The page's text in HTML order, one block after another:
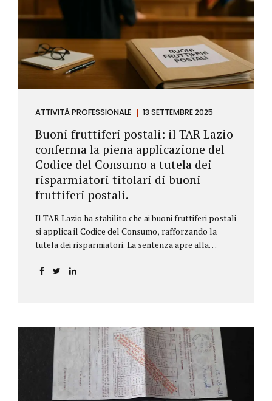
ATTIVITÀ PROFESSIONALE 13 SETTEMBRE 2025
Buoni fruttiferi postali: il TAR Lazio
conferma la piena applicazione del
Codice del Consumo a tutela dei
risparmiatori titolari di buoni
fruttiferi postali.
Il TAR Lazio ha stabilito che ai buoni fruttiferi postali
si applica il Codice del Consumo, rafforzando la
tutela dei risparmiatori. La sentenza apre alla
capitale o interessi per mancanza di informazioni